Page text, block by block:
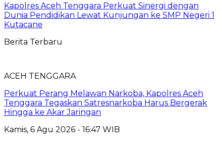
Kapolres Aceh Tenggara Perkuat Sinergi dengan
Dunia Pendidikan Lewat Kunjungan ke SMP Negeri 1
Kutacane
Berita Terbaru
ACEH TENGGARA
Perkuat Perang Melawan Narkoba, Kapolres Aceh
Tenggara Tegaskan Satresnarkoba Harus Bergerak
Hingga ke Akar Jaringan
Kamis, 6 Agu 2026 - 16:47 WIB